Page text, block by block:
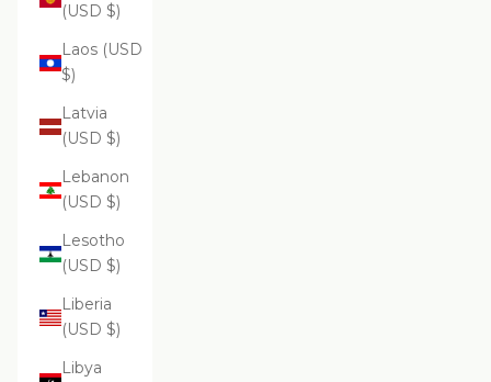
(USD $)
Laos (USD
$)
Latvia
(USD $)
Lebanon
(USD $)
Lesotho
(USD $)
Liberia
(USD $)
Libya